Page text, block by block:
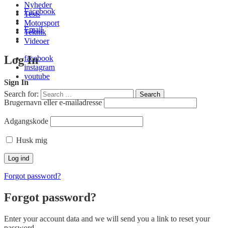
Nyheder
Tests
Motorsport
Teknik
Videoer
facebook
instagram
youtube
Search for: Search
Facebook
Email
Log In
Sign In
Brugernavn eller e-mailadresse
Adgangskode
Husk mig
Forgot password?
Forgot password?
Enter your account data and we will send you a link to reset your